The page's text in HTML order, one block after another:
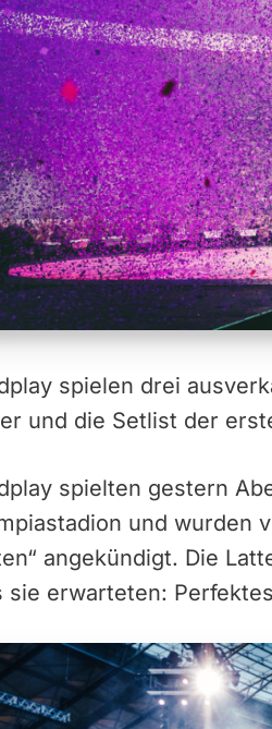
spielen drei
und die Setlist der
spielten gestern
und wurden
angekündigt. Die
sie erwarteten: